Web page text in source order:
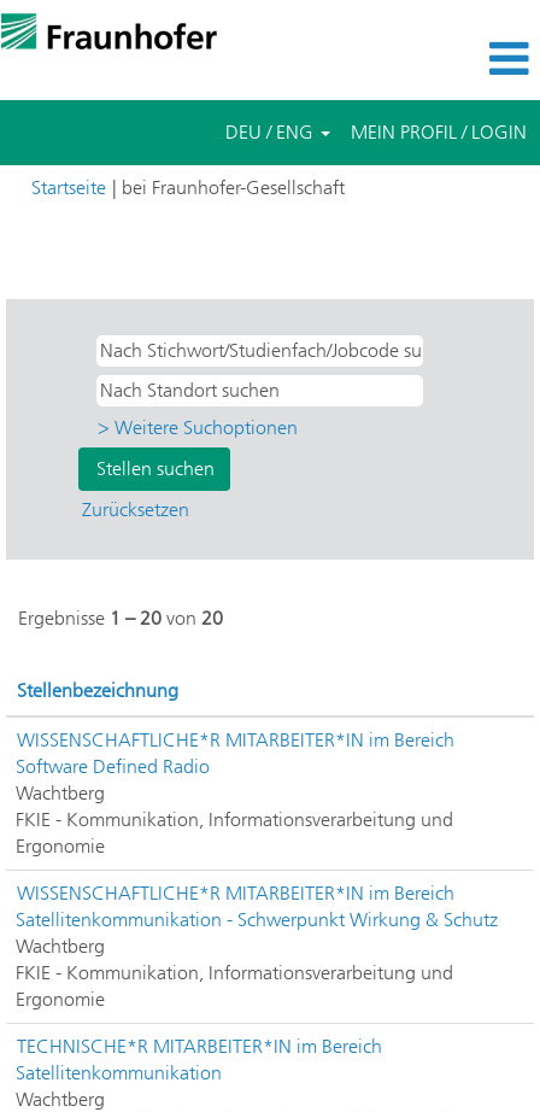
DEU / ENG MEIN PROFIL / LOGIN
Startseite | bei Fraunhofer-Gesellschaft(aktuelle
> Weitere Suchoptionen
Zurücksetzen
Ergebnisse 1 – 20 von 20
Stellenbezeichnung
WISSENSCHAFTLICHE*R MITARBEITER*IN im Bereich
Software Defined Radio
Wachtberg
FKIE - Kommunikation, Informationsverarbeitung und
Ergonomie
WISSENSCHAFTLICHE*R MITARBEITER*IN im Bereich
Satellitenkommunikation - Schwerpunkt Wirkung & Schutz
Wachtberg
FKIE - Kommunikation, Informationsverarbeitung und
Ergonomie
TECHNISCHE*R MITARBEITER*IN im Bereich
Satellitenkommunikation
Wachtberg